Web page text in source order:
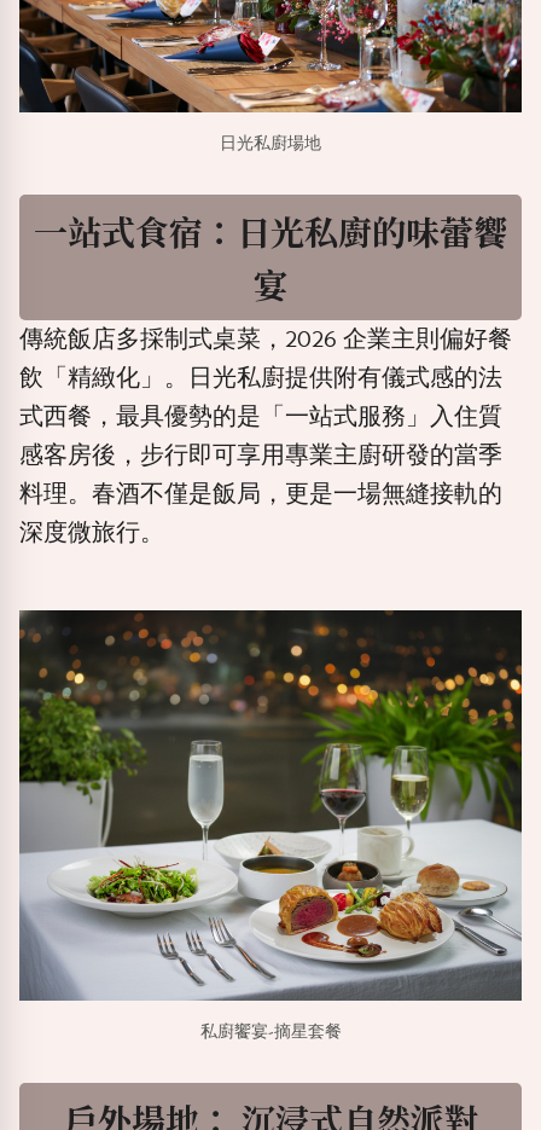
日光私廚場地
一站式食宿：日光私廚的味蕾饗
宴
傳統飯店多採制式桌菜，2026 企業主則偏好餐
飲「精緻化」。日光私廚提供附有儀式感的法
式西餐，最具優勢的是「一站式服務」入住質
感客房後，步行即可享用專業主廚研發的當季
料理。春酒不僅是飯局，更是一場無縫接軌的
深度微旅行。
私廚饗宴-摘星套餐
戶外場地： 沉浸式自然派對